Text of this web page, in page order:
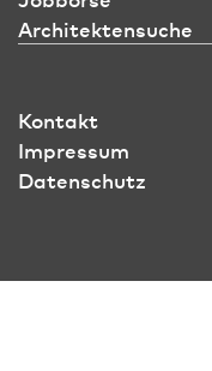
Architektensuche
Kontakt
Impressum
Datenschutz